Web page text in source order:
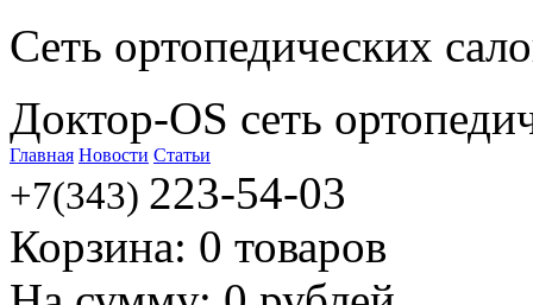
Сеть ортопедических
Доктор-OS сеть
Главная Новости Статьи
+7(343) 223-54-03
Корзина: 0 товаров